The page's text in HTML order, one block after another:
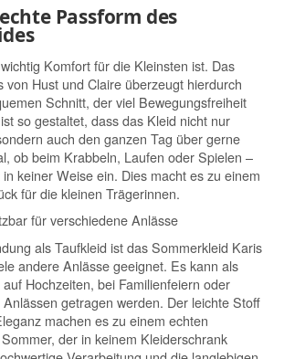
Passform des
Komfort für die Kleinsten ist. Das
von Hust und Claire überzeugt hierdurch
Schnitt, der viel Bewegungsfreiheit
so gestaltet, dass das Kleid nicht nur
auch den ganzen Tag über gerne
ob beim Krabbeln, Laufen oder Spielen –
keiner Weise ein. Dies macht es zu einem
für die kleinen Trägerinnen.
für verschiedene Anlässe
als Taufkleid ist das Sommerkleid Karis
andere Anlässe geeignet. Es kann als
Hochzeiten, bei Familienfeiern oder
getragen werden. Der leichte Stoff
machen es zu einem echten
der in keinem Kleiderschrank